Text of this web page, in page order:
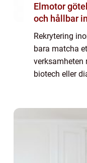
Elmotor göteborg hjärtat i
och hållbar
Rekrytering
bara matcha
verksamheten
biotech eller